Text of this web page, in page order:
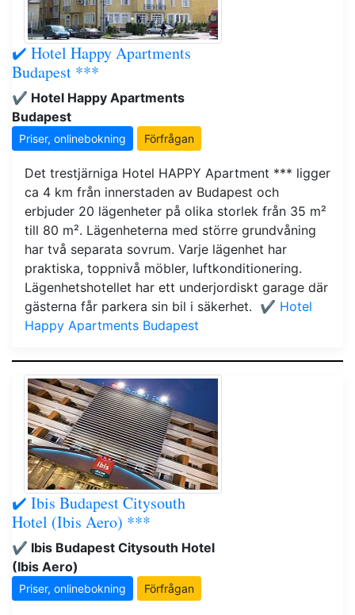
✔️ Hotel Happy Apartments
Budapest ***
✔️ Hotel Happy Apartments
Budapest
Priser, onlinebokning Förfrågan
Det trestjärniga Hotel HAPPY Apartment *** ligger
ca 4 km från innerstaden av Budapest och
erbjuder 20 lägenheter på olika storlek från 35 m²
till 80 m². Lägenheterna med större grundvåning
har två separata sovrum. Varje lägenhet har
praktiska, toppnivå möbler, luftkonditionering.
Lägenhetshotellet har ett underjordiskt garage där
gästerna får parkera sin bil i säkerhet. ✔️ Hotel
Happy Apartments Budapest
✔️ Ibis Budapest Citysouth
Hotel (Ibis Aero) ***
✔️ Ibis Budapest Citysouth Hotel
(Ibis Aero)
Priser, onlinebokning Förfrågan